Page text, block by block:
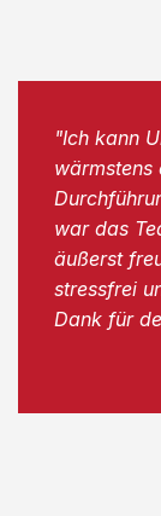
"Ich kann
wärmstens
war das
äußerst
stressfrei
Dank für